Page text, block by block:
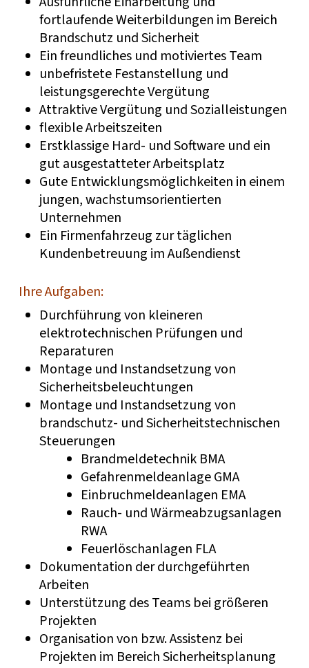
fortlaufende Weiterbildungen im Bereich
Brandschutz und Sicherheit
Ein freundliches und motiviertes Team
unbefristete Festanstellung und
leistungsgerechte Vergütung
Attraktive Vergütung und Sozialleistungen
flexible Arbeitszeiten
Erstklassige Hard- und Software und ein
gut ausgestatteter Arbeitsplatz
Gute Entwicklungsmöglichkeiten in einem
jungen, wachstumsorientierten
Unternehmen
Ein Firmenfahrzeug zur täglichen
Kundenbetreuung im Außendienst
Ihre Aufgaben:
Durchführung von kleineren
elektrotechnischen Prüfungen und
Reparaturen
Montage und Instandsetzung von
Sicherheitsbeleuchtungen
Montage und Instandsetzung von
brandschutz- und Sicherheitstechnischen
Steuerungen
Brandmeldetechnik BMA
Gefahrenmeldeanlage GMA
Einbruchmeldeanlagen EMA
Rauch- und Wärmeabzugsanlagen
RWA
Feuerlöschanlagen FLA
Dokumentation der durchgeführten
Arbeiten
Unterstützung des Teams bei größeren
Projekten
Organisation von bzw. Assistenz bei
Projekten im Bereich Sicherheitsplanung